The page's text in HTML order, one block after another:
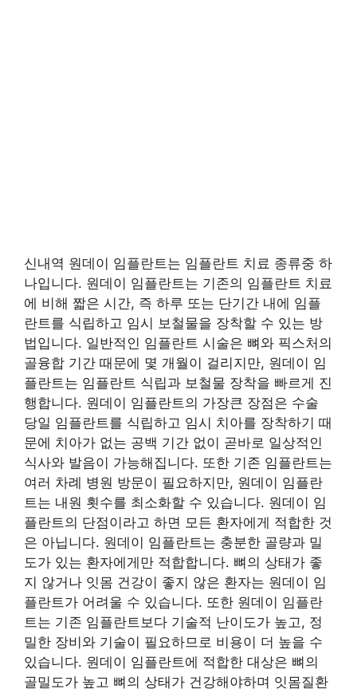
신내역 원데이 임플란트는 임플란트 치료 종류중 하
나입니다. 원데이 임플란트는 기존의 임플란트 치료
에 비해 짧은 시간, 즉 하루 또는 단기간 내에 임플
란트를 식립하고 임시 보철물을 장착할 수 있는 방
법입니다. 일반적인 임플란트 시술은 뼈와 픽스처의
골융합 기간 때문에 몇 개월이 걸리지만, 원데이 임
플란트는 임플란트 식립과 보철물 장착을 빠르게 진
행합니다. 원데이 임플란트의 가장큰 장점은 수술
당일 임플란트를 식립하고 임시 치아를 장착하기 때
문에 치아가 없는 공백 기간 없이 곧바로 일상적인
식사와 발음이 가능해집니다. 또한 기존 임플란트는
여러 차례 병원 방문이 필요하지만, 원데이 임플란
트는 내원 횟수를 최소화할 수 있습니다. 원데이 임
플란트의 단점이라고 하면 모든 환자에게 적합한 것
은 아닙니다. 원데이 임플란트는 충분한 골량과 밀
도가 있는 환자에게만 적합합니다. 뼈의 상태가 좋
지 않거나 잇몸 건강이 좋지 않은 환자는 원데이 임
플란트가 어려울 수 있습니다. 또한 원데이 임플란
트는 기존 임플란트보다 기술적 난이도가 높고, 정
밀한 장비와 기술이 필요하므로 비용이 더 높을 수
있습니다. 원데이 임플란트에 적합한 대상은 뼈의
골밀도가 높고 뼈의 상태가 건강해야하며 잇몸질환